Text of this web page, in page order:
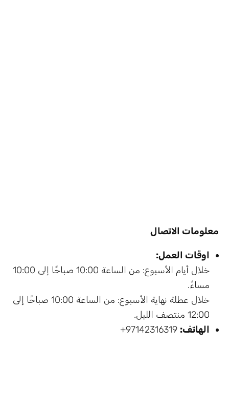
معلومات الاتصال
اوقات العمل:
خلال أيام الأسبوع: من الساعة 10:00 صباحًا إلى 10:00
مساءً.
خلال عطلة نهاية الأسبوع: من الساعة 10:00 صباحًا إلى
12:00 منتصف الليل.
الهاتف: